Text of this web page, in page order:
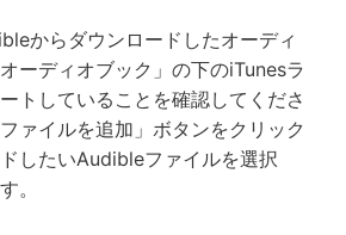
からダウンロードしたオーディ
ーディオブック」の下のiTunesラ
トしていることを確認してくださ
ァイルを追加」ボタンをクリック
したいAudibleファイルを選択
。